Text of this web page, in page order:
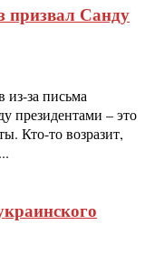
призвал Санду
из-за письма
президентами – это
Кто-то возразит,